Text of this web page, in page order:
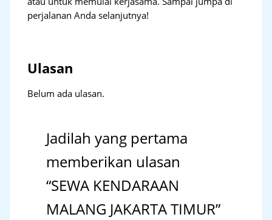
perjalanan Anda selanjutnya!
Ulasan
Belum ada ulasan.
Jadilah yang pertama
memberikan ulasan
“SEWA KENDARAAN
MALANG JAKARTA TIMUR”